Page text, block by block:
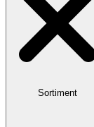
Sortiment